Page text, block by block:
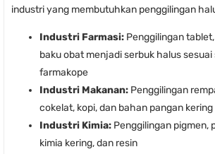
industri yang membutuhkan penggilingan
Industri Farmasi: Penggilingan
baku obat menjadi serbuk halus
farmakope
Industri Makanan: Penggilingan
cokelat, kopi, dan bahan pangan
Industri Kimia: Penggilingan pigmen,
kimia kering, dan resin